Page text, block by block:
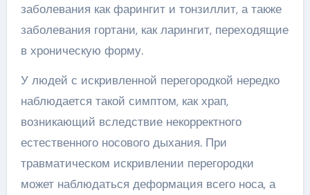
заболевания как фарингит и тонзиллит, а также
заболевания гортани, как ларингит, переходящие
в хроническую форму.
У людей с искривленной перегородкой нередко
наблюдается такой симптом, как храп,
возникающий вследствие некорректного
естественного носового дыхания. При
травматическом искривлении перегородки
может наблюдаться деформация всего носа, а